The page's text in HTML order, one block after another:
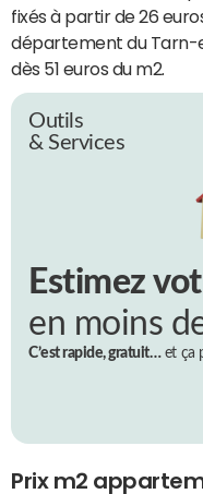
fixés à partir de 26
département du Tarn-
dès 51 euros du m2.
Outils
& Services
Estimez
en moins
C’est rapide, gratuit…et ça
Prix m2